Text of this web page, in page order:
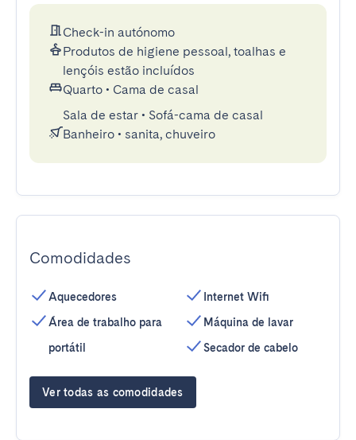
Check-in autónomo
Produtos de higiene pessoal, toalhas e
lençóis estão incluídos
Quarto • Cama de casal
Sala de estar • Sofá-cama de casal
Banheiro • sanita, chuveiro
Comodidades
Aquecedores
Área de trabalho para
portátil
Internet Wifi
Máquina de lavar
Secador de cabelo
Ver todas as comodidades